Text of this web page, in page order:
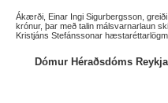
Ákærði, Einar Ingi Sigurbergsson,
krónur, þar með talin málsvarnarlaun
Kristjáns Stefánssonar
Dómur Héraðsdóms